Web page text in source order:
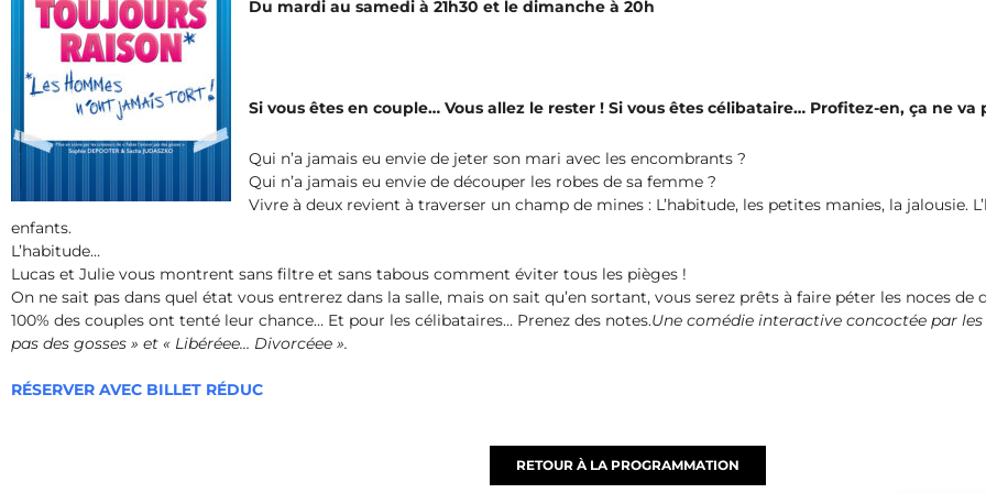
Du mardi au samedi à 21h30 et le dimanche à 20h
Si vous êtes en couple… Vous allez le rester ! Si vous êtes célibataire… Profitez-en, ça ne va
Qui n’a jamais eu envie de jeter son mari avec les encombrants ?
Qui n’a jamais eu envie de découper les robes de sa femme ?
Vivre à deux revient à traverser un champ de mines : L’habitude, les petites manies, la jalousie.
enfants.
L’habitude…
Lucas et Julie vous montrent sans filtre et sans tabous comment éviter tous les pièges !
On ne sait pas dans quel état vous entrerez dans la salle, mais on sait qu’en sortant, vous serez prêts à faire péter les noces de
100% des couples ont tenté leur chance… Et pour les célibataires… Prenez des notes.Une comédie interactive concoctée par
pas des gosses » et « Libéréee… Divorcéee ».
RÉSERVER AVEC BILLET RÉDUC
RETOUR À LA PROGRAMMATION